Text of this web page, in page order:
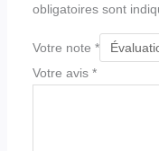
obligatoires sont
Votre note *
Votre avis *